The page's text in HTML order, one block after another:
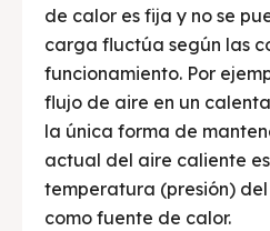
de calor es fija y no se
carga fluctúa según las
funcionamiento. Por
flujo de aire en un
la única forma de
actual del aire caliente
temperatura (presión)
como fuente de calor.